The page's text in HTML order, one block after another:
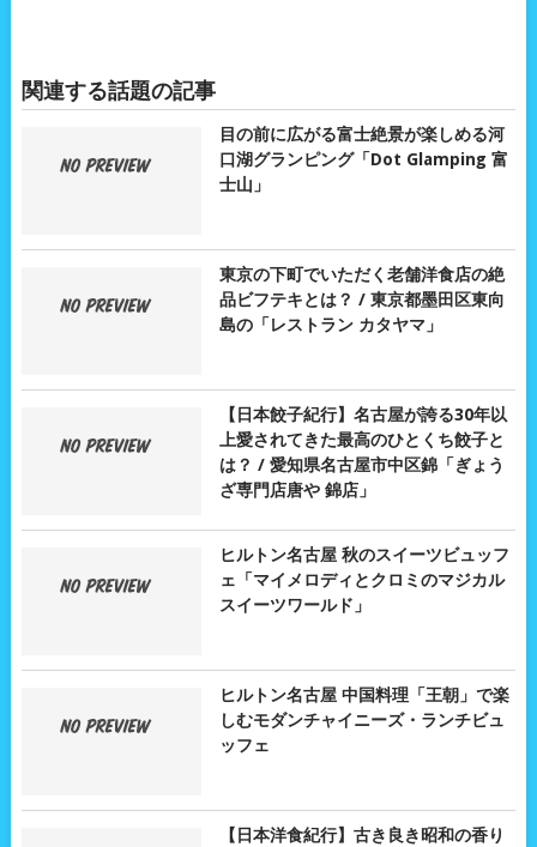
関連する話題の記事
目の前に広がる富士絶景が楽しめる河
口湖グランピング「Dot Glamping 富
士山」
東京の下町でいただく老舗洋食店の絶
品ビフテキとは？ / 東京都墨田区東向
島の「レストラン カタヤマ」
【日本餃子紀行】名古屋が誇る30年以
上愛されてきた最高のひとくち餃子と
は？ / 愛知県名古屋市中区錦「ぎょう
ざ専門店唐や 錦店」
ヒルトン名古屋 秋のスイーツビュッフ
ェ「マイメロディとクロミのマジカル
スイーツワールド」
ヒルトン名古屋 中国料理「王朝」で楽
しむモダンチャイニーズ・ランチビュ
ッフェ
【日本洋食紀行】古き良き昭和の香り